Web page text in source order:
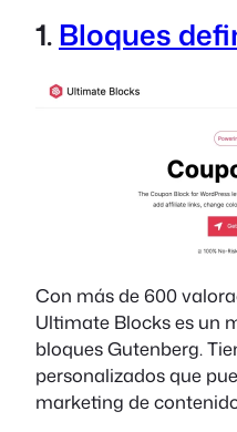
1.Bloques
Con más de 600
Ultimate Blocks es un
bloques Gutenberg.
personalizados que
marketing de